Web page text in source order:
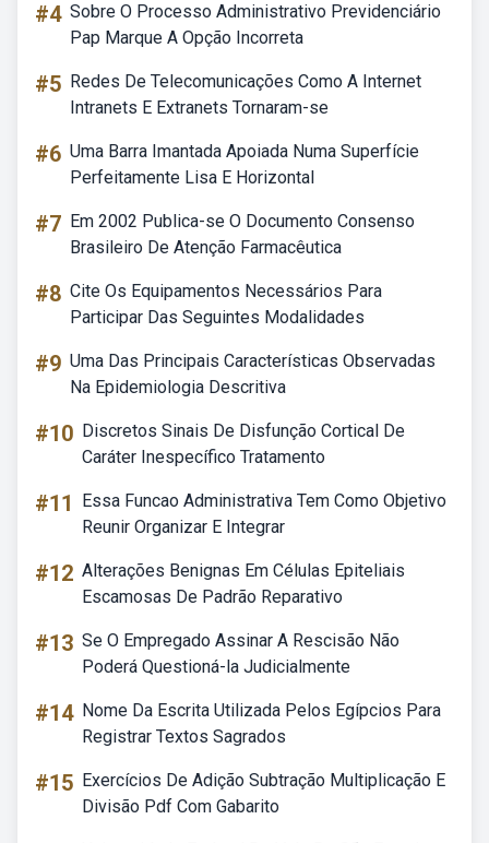
#4 Sobre O Processo Administrativo Previdenciário
Pap Marque A Opção Incorreta
#5 Redes De Telecomunicações Como A Internet
Intranets E Extranets Tornaram-se
#6 Uma Barra Imantada Apoiada Numa Superfície
Perfeitamente Lisa E Horizontal
#7 Em 2002 Publica-se O Documento Consenso
Brasileiro De Atenção Farmacêutica
#8 Cite Os Equipamentos Necessários Para
Participar Das Seguintes Modalidades
#9 Uma Das Principais Características Observadas
Na Epidemiologia Descritiva
#10 Discretos Sinais De Disfunção Cortical De
Caráter Inespecífico Tratamento
#11
Essa Funcao Administrativa Tem Como Objetivo
Reunir Organizar E Integrar
#12 Alterações Benignas Em Células Epiteliais
Escamosas De Padrão Reparativo
#13 Se O Empregado Assinar A Rescisão Não
Poderá Questioná-la Judicialmente
#14 Nome Da Escrita Utilizada Pelos Egípcios Para
Registrar Textos Sagrados
#15 Exercícios De Adição Subtração Multiplicação E
Divisão Pdf Com Gabarito